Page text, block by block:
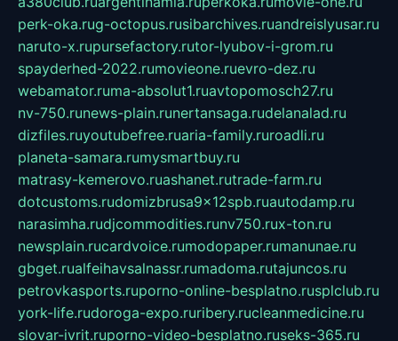
perk-oka.rug-octopus.rusibarchives.ruandreislyusar.ru
naruto-x.rupursefactory.rutor-lyubov-i-grom.ru
spayderhed-2022.rumovieone.ruevro-dez.ru
webamator.ruma-absolut1.ruavtopomosch27.ru
nv-750.runews-plain.runertansaga.rudelanalad.ru
dizfiles.ruyoutubefree.ruaria-family.ruroadli.ru
planeta-samara.rumysmartbuy.ru
matrasy-kemerovo.ruashanet.rutrade-farm.ru
dotcustoms.rudomizbrusa9x12spb.ruautodamp.ru
narasimha.rudjcommodities.runv750.rux-ton.ru
newsplain.rucardvoice.rumodopaper.rumanunae.ru
gbget.rualfeihavsalnassr.rumadoma.rutajuncos.ru
petrovkasports.ruporno-online-besplatno.rusplclub.ru
york-life.rudoroga-expo.ruribery.rucleanmedicine.ru
slovar-ivrit.ruporno-video-besplatno.ruseks-365.ru